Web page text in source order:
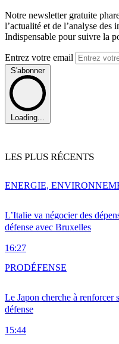
Notre newsletter gratuite
l’actualité et de l’analyse des
Indispensable pour suivre la
Entrez votre email
S'abonner
Loading...
LES PLUS RÉCENTS
L’Italie va négocier des
défense avec Bruxelles
16:27
ENERGIE,
Le Japon cherche à renforcer
défense
15:44
PRODÉFENSE